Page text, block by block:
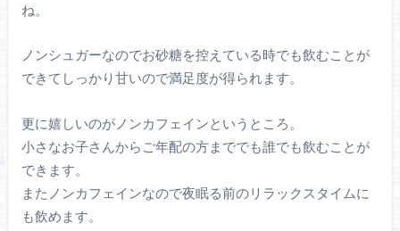
ね。
ノンシュガーなのでお砂糖を控えている時でも飲むことが
できてしっかり甘いので満足度が得られます。
更に嬉しいのがノンカフェインというところ。
小さなお子さんからご年配の方まででも誰でも飲むことが
できます。
またノンカフェインなので夜眠る前のリラックスタイムに
も飲めます。